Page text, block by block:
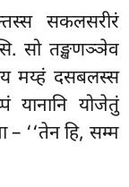
सकलसरीरं
सो तङ्खणञ्ञेव
मय्हं दसबलस्स
यानानि योजेतुं
– ‘‘तेन हि, सम्म